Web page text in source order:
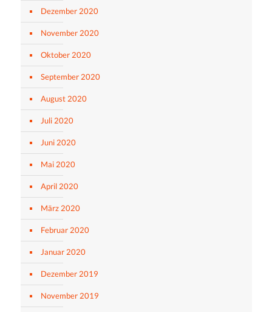
Dezember 2020
November 2020
Oktober 2020
September 2020
August 2020
Juli 2020
Juni 2020
Mai 2020
April 2020
März 2020
Februar 2020
Januar 2020
Dezember 2019
November 2019